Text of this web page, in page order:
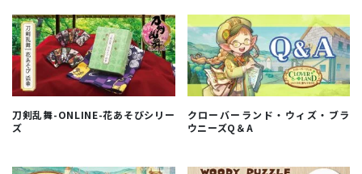
刀剣乱舞-ONLINE-花あそびシリー
ズ
クローバーランド・ウィズ・ブラ
ウニーズQ＆A